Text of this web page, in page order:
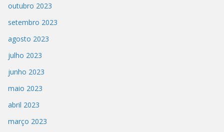
outubro 2023
setembro 2023
agosto 2023
julho 2023
junho 2023
maio 2023
abril 2023
março 2023